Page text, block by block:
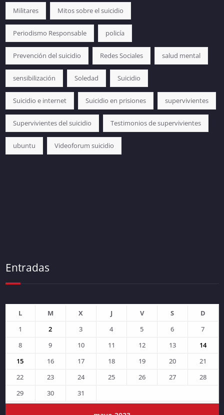
Militares Mitos sobre el suicidio
Periodismo Responsable policía
Prevención del suicidio Redes Sociales salud mental
sensibilización Soledad Suicidio
Suicidio e internet Suicidio en prisiones supervivientes
Supervivientes del suicidio Testimonios de supervivientes
ubuntu Videoforum suicidio
Entradas
L M X J V S
D
1
2 3 4 5 6
7
8
9 10 11 12 13
14
15
16 17 18 19 20
21
22
23 24 25 26 27
28
29
30 31